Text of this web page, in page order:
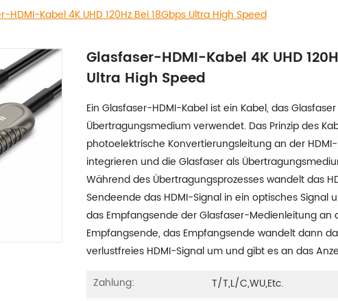
HDMI-Kabel 4K UHD 120Hz Bei 18Gbps Ultra High Speed
Glasfaser-HDMI-Kabel 4K UHD
Ultra High Speed
Ein Glasfaser-HDMI-Kabel ist ein Kabel, das
Übertragungsmedium verwendet. Das Prinzip des
photoelektrische Konvertierungsleitung an der
integrieren und die Glasfaser als
Während des Übertragungsprozesses wandelt das
Sendeende das HDMI-Signal in ein optisches Signal
das Empfangsende der Glasfaser-Medienleitung an
Empfangsende, das Empfangsende wandelt dann
verlustfreies HDMI-Signal um und gibt es an das
Zahlung:
T/T,L/C,WU,etc.